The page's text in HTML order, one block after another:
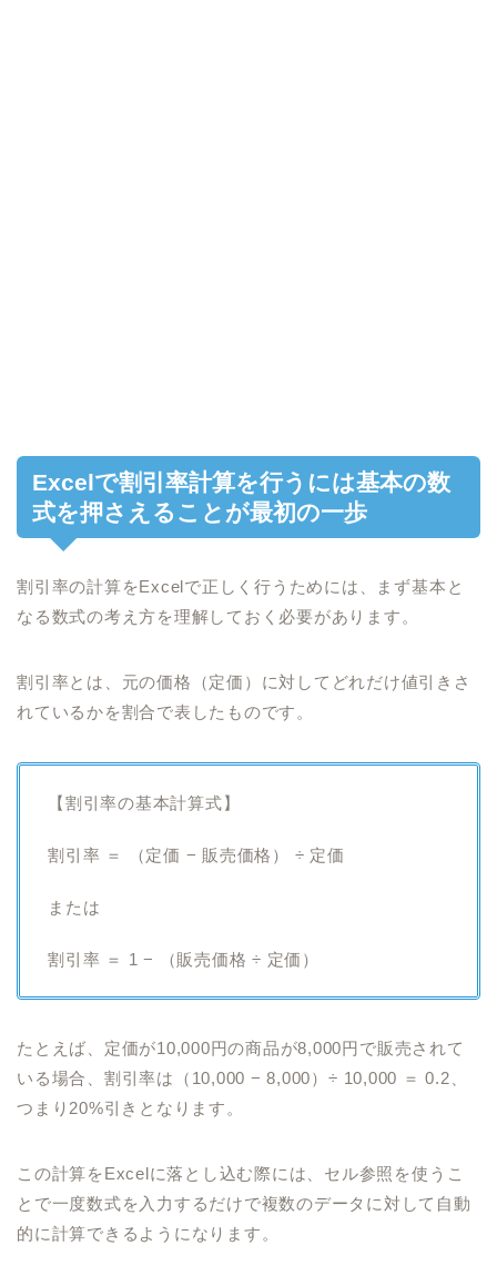
Excelで割引率計算を行うには基本の数
式を押さえることが最初の一歩
割引率の計算をExcelで正しく行うためには、まず基本と
なる数式の考え方を理解しておく必要があります。
割引率とは、元の価格（定価）に対してどれだけ値引きさ
れているかを割合で表したものです。
【割引率の基本計算式】
割引率 ＝ （定価 − 販売価格） ÷ 定価
または
割引率 ＝ 1 − （販売価格 ÷ 定価）
たとえば、定価が10,000円の商品が8,000円で販売されて
いる場合、割引率は（10,000 − 8,000）÷ 10,000 ＝ 0.2、
つまり20%引きとなります。
この計算をExcelに落とし込む際には、セル参照を使うこ
とで一度数式を入力するだけで複数のデータに対して自動
的に計算できるようになります。